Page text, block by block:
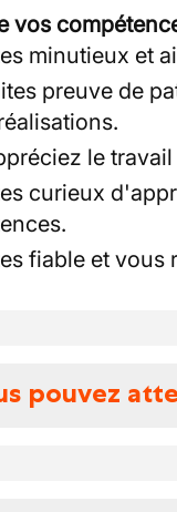
vos
minutieux et
preuve de
le
curieux
fiable et vous
pouvez